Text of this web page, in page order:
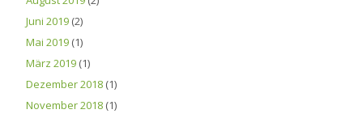
Juni 2019 (2)
Mai 2019 (1)
März 2019 (1)
Dezember 2018 (1)
November 2018 (1)